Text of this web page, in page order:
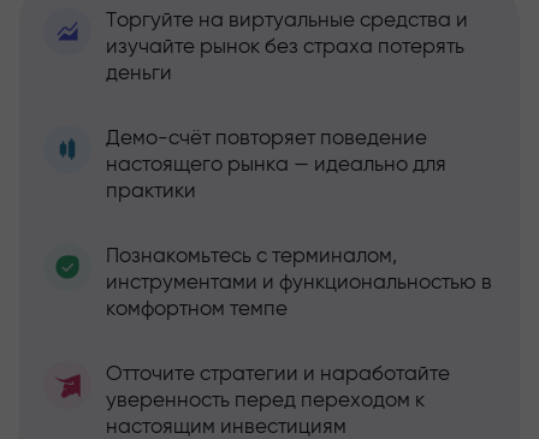
Торгуйте на виртуальные средства и
изучайте рынок без страха потерять
деньги
Демо-счёт повторяет поведение
настоящего рынка — идеально для
практики
Познакомьтесь с терминалом,
инструментами и функциональностью в
комфортном темпе
Отточите стратегии и наработайте
уверенность перед переходом к
настоящим инвестициям